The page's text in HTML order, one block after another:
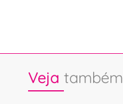
Veja também